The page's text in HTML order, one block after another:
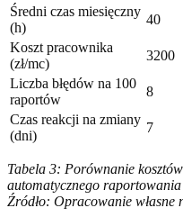
Średni czas miesięczny
(h)
40
Koszt pracownika
(zł/mc)
3200
Liczba błędów na 100
raportów
8
Czas reakcji na zmiany
(dni)
7
Tabela 3: Porównanie
automatycznego raportowania
Źródło: Opracowanie własne